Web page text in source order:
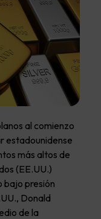
al comienzo
estadounidense
más altos de
(EE.UU.)
bajo presión
Donald
de la